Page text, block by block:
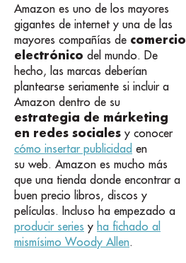
Amazon es uno de los mayores
gigantes de internet y una de las
mayores compañías de comercio
electrónico del mundo. De
hecho, las marcas deberían
plantearse seriamente si incluir a
Amazon dentro de su
estrategia de márketing
en redes sociales y conocer
cómo insertar publicidad en
su web. Amazon es mucho más
que una tienda donde encontrar a
buen precio libros, discos y
películas. Incluso ha empezado a
producir series y ha fichado al
mismísimo Woody Allen.